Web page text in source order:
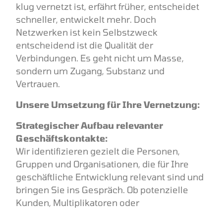
klug vernetzt ist, erfährt früher, entscheidet
schneller, entwickelt mehr. Doch
Netzwerken ist kein Selbstzweck
entscheidend ist die Qualität der
Verbindungen. Es geht nicht um Masse,
sondern um Zugang, Substanz und
Vertrauen.
Unsere Umsetzung für Ihre Vernetzung:
Strategischer Aufbau relevanter
Geschäftskontakte:
Wir identifizieren gezielt die Personen,
Gruppen und Organisationen, die für Ihre
geschäftliche Entwicklung relevant sind und
bringen Sie ins Gespräch. Ob potenzielle
Kunden, Multiplikatoren oder